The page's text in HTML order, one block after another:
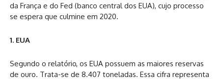
da França e do Fed (banco central dos EUA), cujo processo
se espera que culmine em 2020.
1. EUA
Segundo o relatório, os EUA possuem as maiores reservas
de ouro. Trata-se de 8.407 toneladas. Essa cifra representa